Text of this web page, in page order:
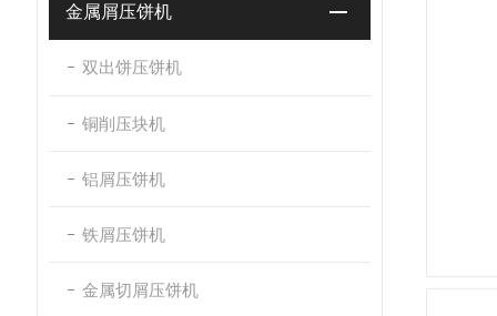
金属屑压饼机
双出饼压饼机
铜削压块机
铝屑压饼机
铁屑压饼机
金属切屑压饼机